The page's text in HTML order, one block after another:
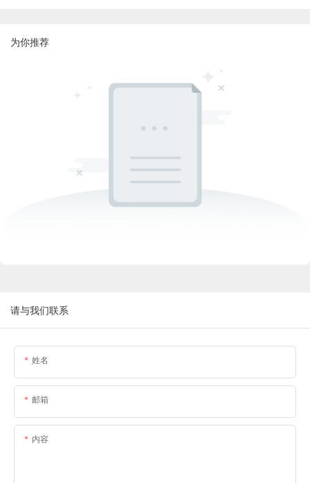
为你推荐
请与我们联系
姓名
邮箱
内容